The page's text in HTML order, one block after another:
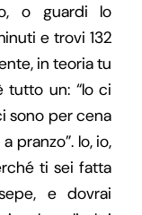
o guardi lo
e trovi 132
in teoria tu
tutto un: “Io ci
sono per cena
pranzo”. Io, io,
ti sei fatta
e dovrai